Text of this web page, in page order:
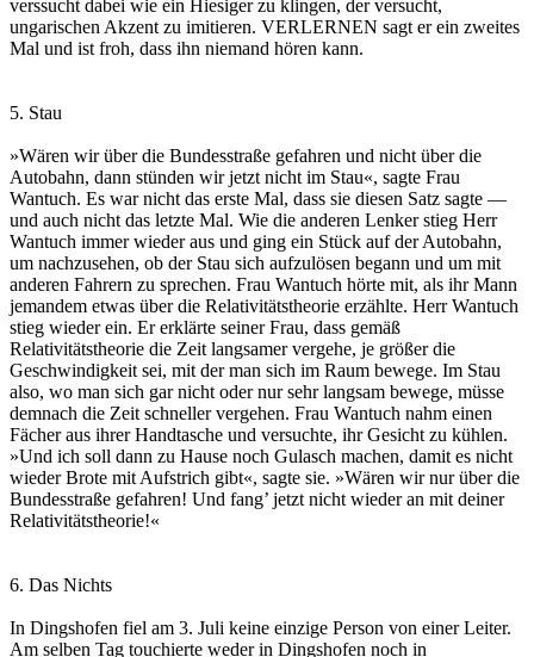
verssucht dabei wie ein Hiesiger zu klingen, der versucht,
ungarischen Akzent zu imitieren. VERLERNEN sagt er ein zweites
Mal und ist froh, dass ihn niemand hören kann.
5. Stau
»Wären wir über die Bundesstraße gefahren und nicht über die
Autobahn, dann stünden wir jetzt nicht im Stau«, sagte Frau
Wantuch. Es war nicht das erste Mal, dass sie diesen Satz sagte —
und auch nicht das letzte Mal. Wie die anderen Lenker stieg Herr
Wantuch immer wieder aus und ging ein Stück auf der Autobahn,
um nachzusehen, ob der Stau sich aufzulösen begann und um mit
anderen Fahrern zu sprechen. Frau Wantuch hörte mit, als ihr Mann
jemandem etwas über die Relativitätstheorie erzählte. Herr Wantuch
stieg wieder ein. Er erklärte seiner Frau, dass gemäß
Relativitätstheorie die Zeit langsamer vergehe, je größer die
Geschwindigkeit sei, mit der man sich im Raum bewege. Im Stau
also, wo man sich gar nicht oder nur sehr langsam bewege, müsse
demnach die Zeit schneller vergehen. Frau Wantuch nahm einen
Fächer aus ihrer Handtasche und versuchte, ihr Gesicht zu kühlen.
»Und ich soll dann zu Hause noch Gulasch machen, damit es nicht
wieder Brote mit Aufstrich gibt«, sagte sie. »Wären wir nur über die
Bundesstraße gefahren! Und fang’ jetzt nicht wieder an mit deiner
Relativitätstheorie!«
6. Das Nichts
In Dingshofen fiel am 3. Juli keine einzige Person von einer Leiter.
Am selben Tag touchierte weder in Dingshofen noch in